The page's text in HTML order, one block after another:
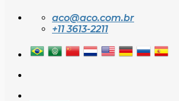
aco@aco.com.br
+11 3613-2211